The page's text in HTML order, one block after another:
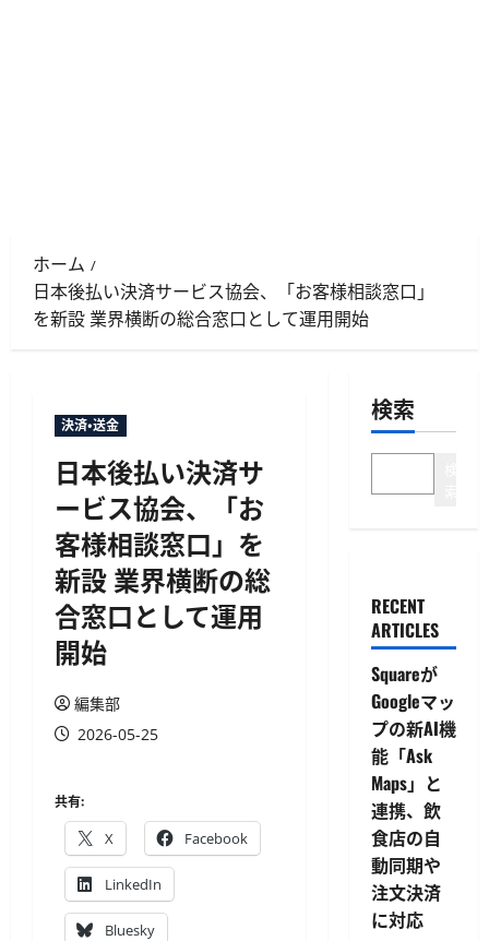
ホーム
日本後払い決済サービス協会、「お客様相談窓口」
を新設 業界横断の総合窓口として運用開始
決済・送金
日本後払い決済サ
ービス協会、「お
客様相談窓口」を
新設 業界横断の総
合窓口として運用
開始
編集部
2026-05-25
共有:
X Facebook
LinkedIn
Bluesky
検索
RECENT
ARTICLES
Squareが
Googleマッ
プの新AI機
能「Ask
Maps」と
連携、飲
食店の自
動同期や
注文決済
に対応